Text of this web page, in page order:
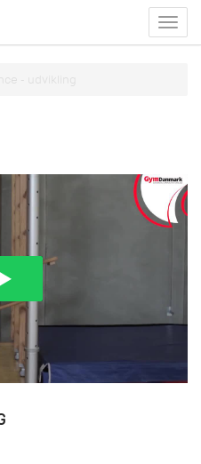
menu
- udvikling